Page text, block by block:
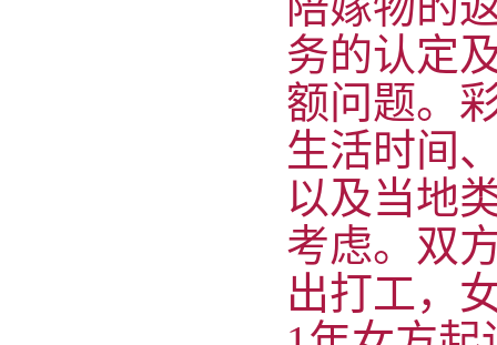
务的认定
额问题。
生活时间
以及当地
考虑。双
出打工，